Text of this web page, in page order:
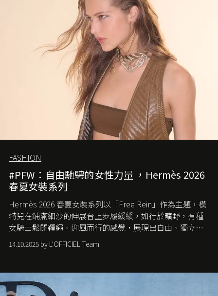
FASHION
#PFW：自由馳騁的女性力量 ，Hermès 2026
春夏女裝系列
Hermès 2026 春夏女裝系列以「Free Rein」作為主題，模
特兒在鋪滿細沙的伸展台上步履緩緩，如行於曠野，有種
女騎士鬆開韁繩、迎風而行的感覺，展現出自由、獨立與
從容的態度。
14.10.2025 by L'OFFICIEL Team